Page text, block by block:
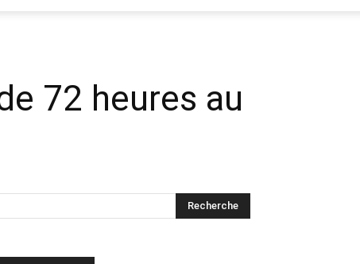
72 heures au